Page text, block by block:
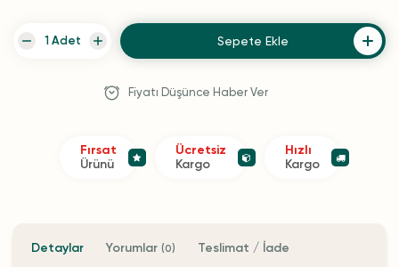
Sepete Ekle
Fiyatı Düşünce Haber Ver
Fırsat
Ürünü
Ücretsiz
Kargo
Hızlı
Kargo
Detaylar Yorumlar (0) Teslimat / İade